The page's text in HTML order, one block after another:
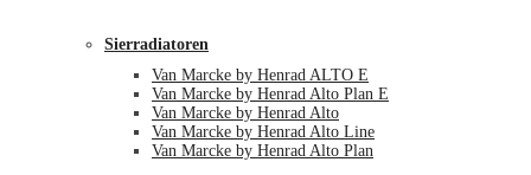
Sierradiatoren
Van Marcke by Henrad ALTO E
Van Marcke by Henrad Alto Plan E
Van Marcke by Henrad Alto
Van Marcke by Henrad Alto Line
Van Marcke by Henrad Alto Plan